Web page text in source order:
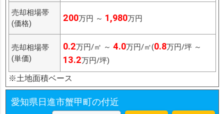
売却相場帯
(価格)
200万円 ～ 1,980万円
売却相場帯
(単価)
0.2万円/㎡ ～ 4.0万円/㎡(0.8万円/坪 ～
13.2万円/坪)
※土地面積ベース
愛知県日進市蟹甲町の付近